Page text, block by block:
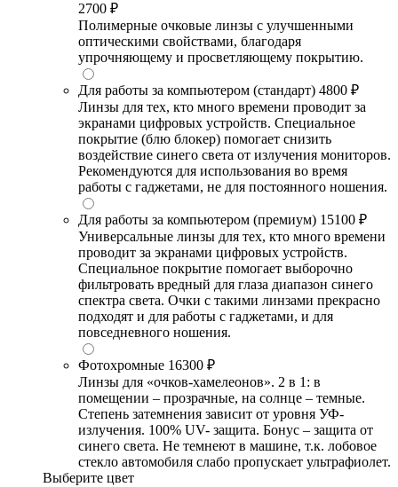
2700 ₽
Полимерные очковые линзы с улучшенными
оптическими свойствами, благодаря
упрочняющему и просветляющему покрытию.
Для работы за компьютером (стандарт) 4800 ₽
Линзы для тех, кто много времени проводит за
экранами цифровых устройств. Специальное
покрытие (блю блокер) помогает снизить
воздействие синего света от излучения мониторов.
Рекомендуются для использования во время
работы с гаджетами, не для постоянного ношения.
Для работы за компьютером (премиум) 15100 ₽
Универсальные линзы для тех, кто много времени
проводит за экранами цифровых устройств.
Специальное покрытие помогает выборочно
фильтровать вредный для глаза диапазон синего
спектра света. Очки с такими линзами прекрасно
подходят и для работы с гаджетами, и для
повседневного ношения.
Фотохромные 16300 ₽
Линзы для «очков-хамелеонов». 2 в 1: в
помещении – прозрачные, на солнце – темные.
Степень затемнения зависит от уровня УФ-
излучения. 100% UV- защита. Бонус – защита от
синего света. Не темнеют в машине, т.к. лобовое
стекло автомобиля слабо пропускает ультрафиолет.
Выберите цвет